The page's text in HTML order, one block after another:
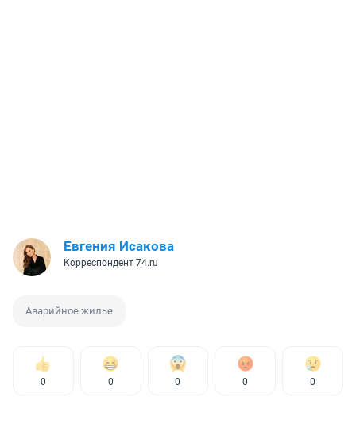
Евгения Исакова
Корреспондент 74.ru
Аварийное жилье
0 0 0 0 0